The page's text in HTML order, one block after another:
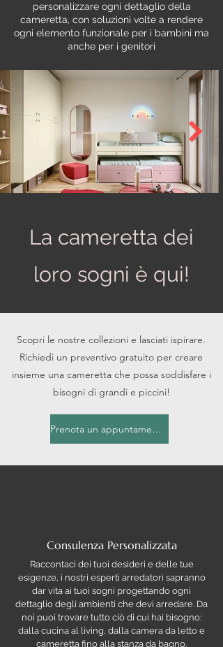
personalizzare ogni dettaglio della
cameretta, con soluzioni volte a rendere
ogni elemento funzionale per i bambini ma
anche per i genitori
La cameretta dei
loro sogni è qui!
Scopri le nostre collezioni e lasciati ispirare.
Richiedi un preventivo gratuito per creare
insieme una cameretta che possa soddisfare i
bisogni di grandi e piccini!
Prenota un appuntamento
Consulenza Personalizzata
Raccontaci dei tuoi desideri e delle tue
esigenze, i nostri esperti arredatori sapranno
dar vita ai tuoi sogni progettando ogni
dettaglio degli ambienti che devi arredare. Da
noi puoi trovare tutto ciò di cui hai bisogno:
dalla cucina al living, dalla camera da letto e
cameretta fino alla stanza da bagno.